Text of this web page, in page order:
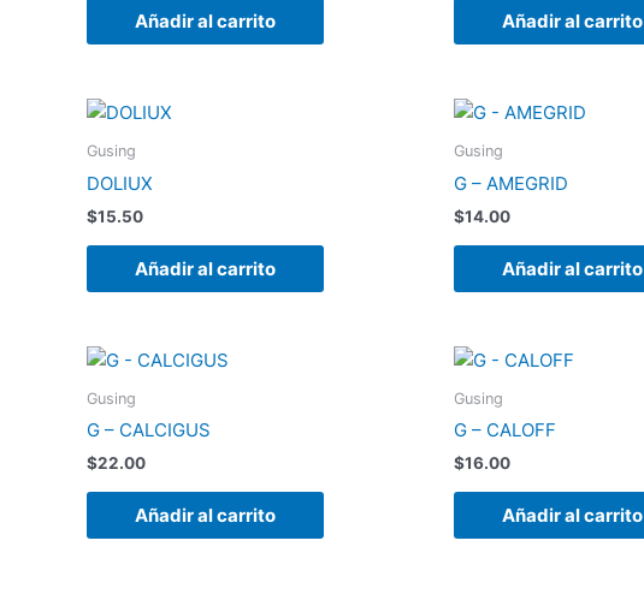
Añadir al carrito Añadir al carrito
Gusing
DOLIUX
$15.50
Añadir al carrito
Gusing
G – AMEGRID
$14.00
Añadir al carrito
Gusing
G – CALCIGUS
$22.00
Añadir al carrito
Gusing
G – CALOFF
$16.00
Añadir al carrito